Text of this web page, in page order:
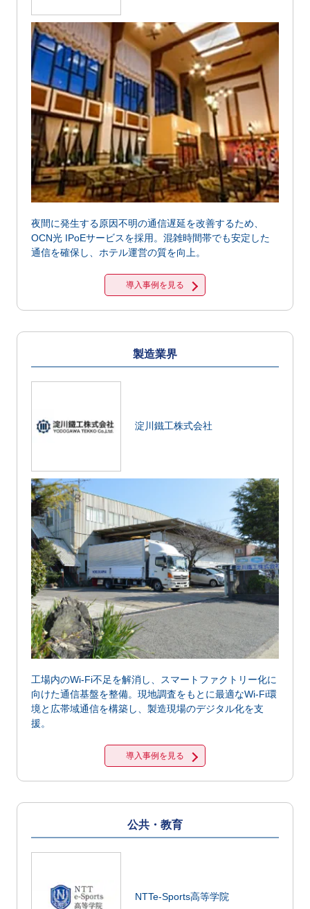
夜間に発生する原因不明の通信遅延を改善するため、
OCN光 IPoEサービスを採用。混雑時間帯でも安定した
通信を確保し、ホテル運営の質を向上。
導入事例を見る
製造業界
淀川鐵工株式会社
工場内のWi-Fi不足を解消し、スマートファクトリー化に
向けた通信基盤を整備。現地調査をもとに最適なWi-Fi環
境と広帯域通信を構築し、製造現場のデジタル化を支
援。
導入事例を見る
公共・教育
NTTe-Sports高等学院